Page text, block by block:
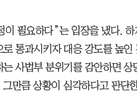
필요하다”는 입장을 냈다. 하
통과시키자 대응 강도를 높인
사법부 분위기를 감안하면 상
만큼 상황이 심각하다고 판단